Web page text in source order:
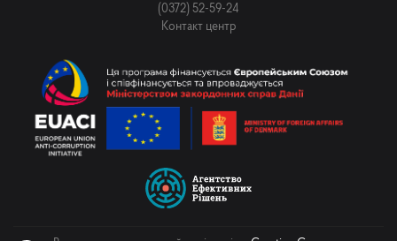
(0372) 52-59-24
Контакт центр